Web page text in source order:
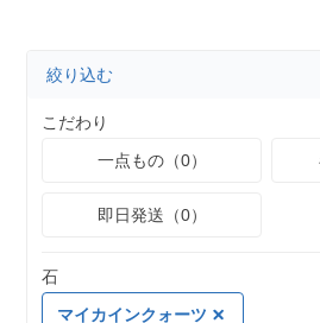
絞り込む
こだわり
一点もの（0）
即日発送（0）
石
マイカインクォーツ